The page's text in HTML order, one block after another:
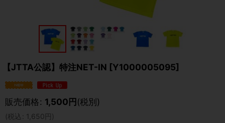
【JTTA公認】特注NET-IN [Y1000005095]
販売価格: 1,500 円 (税別)
(税込 : 1,650円 )